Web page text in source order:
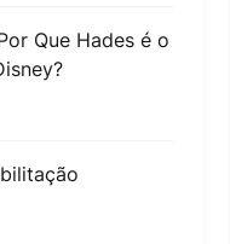
Que Hades é o